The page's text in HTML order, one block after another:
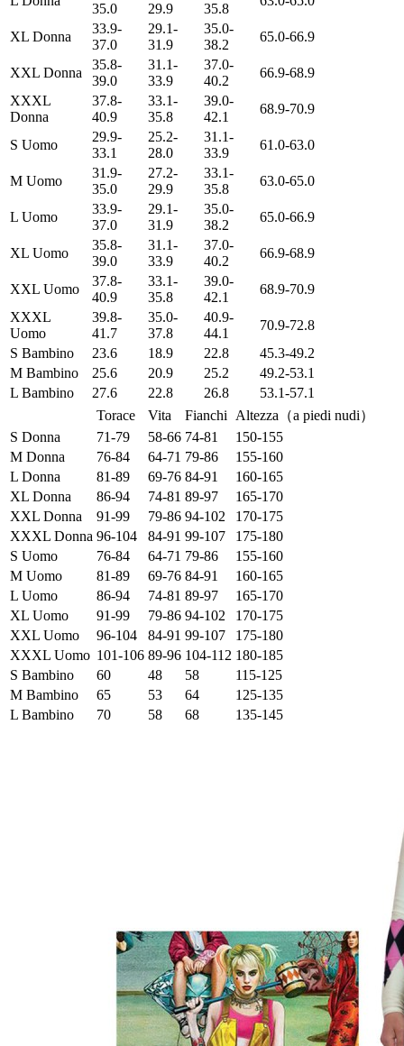
35.0 29.9 35.8
XL Donna
33.9-
37.0
29.1-
31.9
35.0-
38.2
65.0-66.9
XXL Donna
35.8-
39.0
31.1-
33.9
37.0-
40.2
66.9-68.9
XXXL
Donna
37.8-
40.9
33.1-
35.8
39.0-
42.1
68.9-70.9
S Uomo
29.9-
33.1
25.2-
28.0
31.1-
33.9
61.0-63.0
M Uomo
31.9-
35.0
27.2-
29.9
33.1-
35.8
63.0-65.0
L Uomo
33.9-
37.0
29.1-
31.9
35.0-
38.2
65.0-66.9
XL Uomo
35.8-
39.0
31.1-
33.9
37.0-
40.2
66.9-68.9
XXL Uomo
37.8-
40.9
33.1-
35.8
39.0-
42.1
68.9-70.9
XXXL
Uomo
39.8-
41.7
35.0-
37.8
40.9-
44.1
70.9-72.8
S Bambino
23.6 18.9 22.8
45.3-49.2
M Bambino
25.6 20.9 25.2
49.2-53.1
L Bambino
27.6 22.8 26.8
53.1-57.1
Torace
Vita Fianchi
Altezza（a piedi nudi）
S Donna
71-79 58-66 74-81
150-155
M Donna
76-84 64-71 79-86
155-160
L Donna
81-89 69-76 84-91
160-165
XL Donna
86-94 74-81 89-97
165-170
XXL Donna
91-99 79-86 94-102
170-175
XXXL Donna 96-104 84-91 99-107
175-180
S Uomo
76-84 64-71 79-86
155-160
M Uomo
81-89 69-76 84-91
160-165
L Uomo
86-94 74-81 89-97
165-170
XL Uomo
91-99 79-86 94-102
170-175
XXL Uomo
96-104 84-91 99-107
175-180
XXXL Uomo 101-106 89-96 104-112 180-185
S Bambino
60 48 58
115-125
M Bambino
65 53 64
125-135
L Bambino
70 58 68 135-145